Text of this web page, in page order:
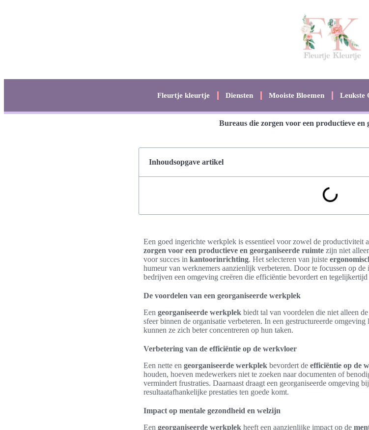
Fleurtje kleurtje Diensten Mooiste Bloemen Leukste
Bureaus die zorgen voor een productieve en
Inhoudsopgave artikel
Een goed ingerichte werkplek is essentieel voor zowel de productiviteit
zorgen voor een productieve en georganiseerde ruimte zijn niet
voor succes in kantoorinrichting. Het selecteren van juiste
humeur van werknemers aanzienlijk verbeteren. Door te focussen op
bedrijven een omgeving creëren die efficiëntie bevordert en
De voordelen van een georganiseerde werkplek
Een georganiseerde werkplek biedt tal van voordelen die niet alleen
sfeer binnen de organisatie verbeteren. In een gestructureerde
kunnen ze zich beter concentreren op hun taken.
Verbetering van de efficiëntie op de werkvloer
Een nette en georganiseerde werkplek bevordert de efficiëntie op de
houden, hoeven medewerkers niet te zoeken naar documenten of
vermindert frustraties. Daarnaast draagt een georganiseerde omgeving
resultaatafhankelijke prestaties ten goede komt.
Impact op mentale gezondheid en welzijn
Een georganiseerde werkplek heeft een aanzienlijke impact op de